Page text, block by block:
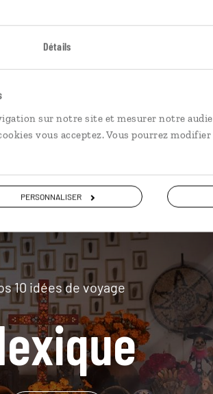
Détails
sur notre site et mesurer notre
vous acceptez. Vous pourrez
PERSONNALISER
10 idées de voyage